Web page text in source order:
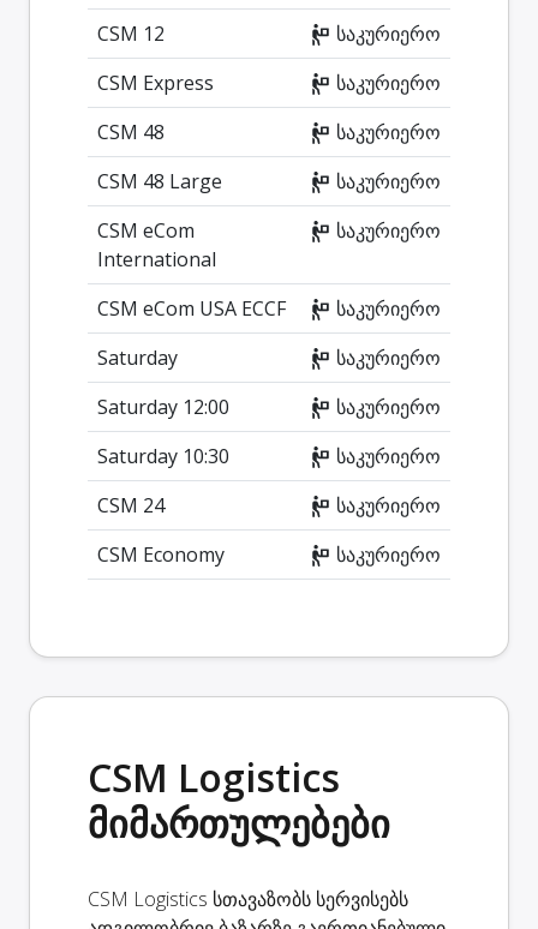
CSM 12
საკურიერო
CSM Express
საკურიერო
CSM 48
საკურიერო
CSM 48 Large
საკურიერო
CSM eCom
International
საკურიერო
CSM eCom USA ECCF
საკურიერო
Saturday
საკურიერო
Saturday 12:00
საკურიერო
Saturday 10:30
საკურიერო
CSM 24
საკურიერო
CSM Economy
საკურიერო
CSM Logistics
მიმართულებები
CSM Logistics სთავაზობს სერვისებს